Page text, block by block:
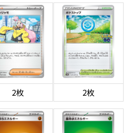
2枚 2枚